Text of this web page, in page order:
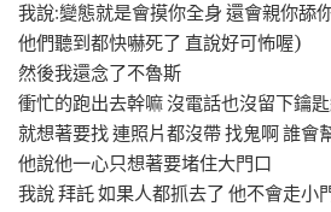
我說:變態就是會摸你全身 還會親你舔
他們聽到都快嚇死了 直說好可怖喔)
然後我還念了不魯斯
衝忙的跑出去幹嘛 沒電話也沒留下鑰
就想著要找 連照片都沒帶 找鬼啊 誰會
他說他一心只想著要堵住大門口
我說 拜託 如果人都抓去了 他不會走小